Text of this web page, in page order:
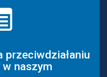
przeciwdziałaniu
naszym